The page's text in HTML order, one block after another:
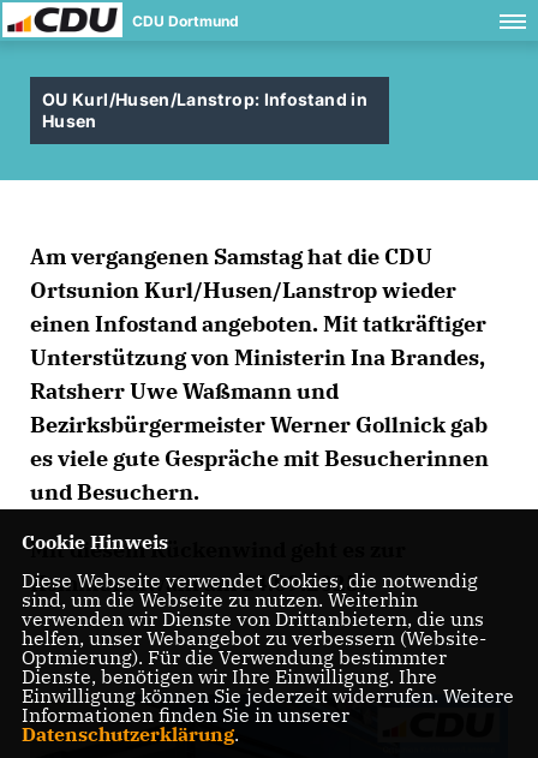
CDU Dortmund
OU Kurl/Husen/Lanstrop: Infostand in
Husen
Am vergangenen Samstag hat die CDU
Ortsunion Kurl/Husen/Lanstrop wieder
einen Infostand angeboten. Mit tatkräftiger
Unterstützung von Ministerin Ina Brandes,
Ratsherr Uwe Waßmann und
Bezirksbürgermeister Werner Gollnick gab
es viele gute Gespräche mit Besucherinnen
und Besuchern.
Mit diesem Rückenwind geht es zur
Kommunalwahl am 14.09.2025!
Cookie Hinweis
Diese Webseite verwendet Cookies, die notwendig
sind, um die Webseite zu nutzen. Weiterhin
verwenden wir Dienste von Drittanbietern, die uns
helfen, unser Webangebot zu verbessern (Website-
Optmierung). Für die Verwendung bestimmter
Dienste, benötigen wir Ihre Einwilligung. Ihre
Einwilligung können Sie jederzeit widerrufen. Weitere
Informationen finden Sie in unserer
Datenschutzerklärung.